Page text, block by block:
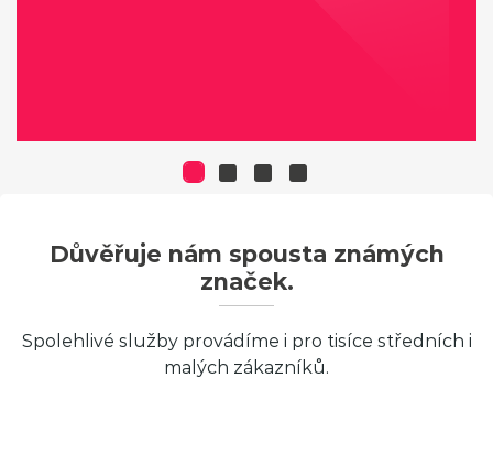
Důvěřuje nám spousta známých
značek.
Spolehlivé služby provádíme i pro tisíce středních i
malých zákazníků.